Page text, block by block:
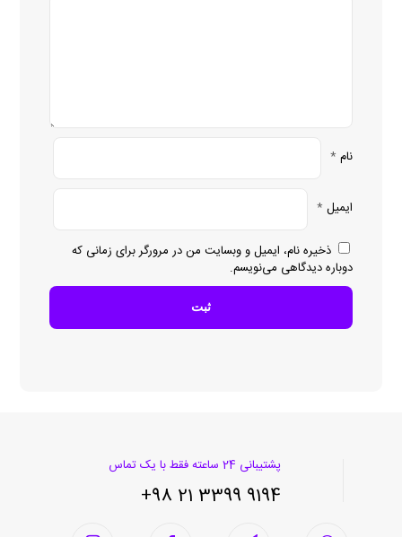
نام *
ایمیل *
ذخیره نام، ایمیل و وبسایت من در مرورگر برای زمانی که
دوباره دیدگاهی می‌نویسم.
پشتیبانی 24 ساعته فقط با یک تماس
9194 3399 21 98+